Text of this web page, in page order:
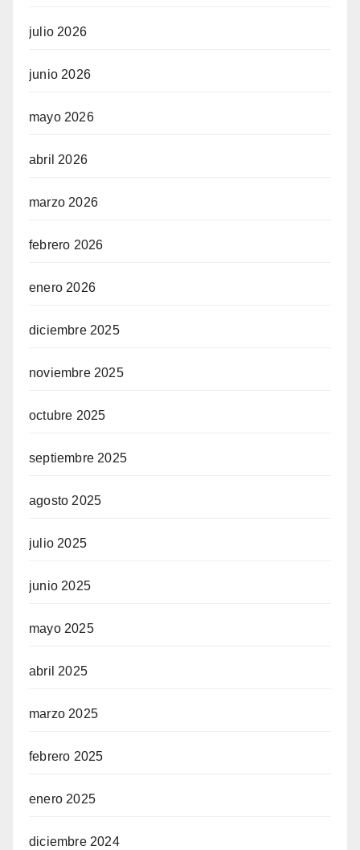
julio 2026
junio 2026
mayo 2026
abril 2026
marzo 2026
febrero 2026
enero 2026
diciembre 2025
noviembre 2025
octubre 2025
septiembre 2025
agosto 2025
julio 2025
junio 2025
mayo 2025
abril 2025
marzo 2025
febrero 2025
enero 2025
diciembre 2024